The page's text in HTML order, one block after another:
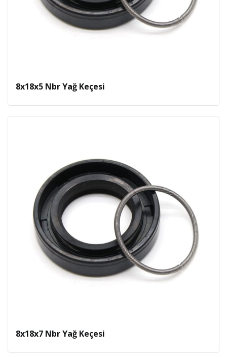
8x18x5 Nbr Yağ Keçesi
8x18x7 Nbr Yağ Keçesi